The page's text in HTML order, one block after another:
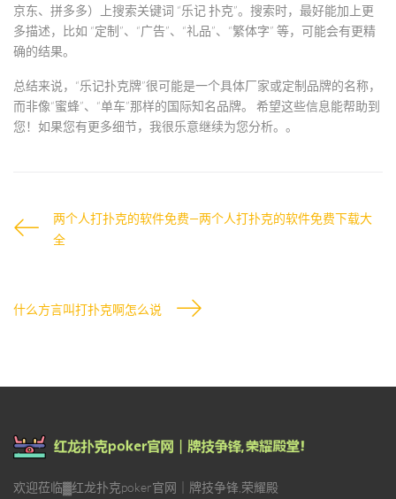
京东、拼多多）上搜索关键词 “乐记 扑克”。搜索时，最好能加上更
多描述，比如 “定制”、“广告”、“礼品”、“繁体字” 等，可能会有更精
确的结果。
总结来说，“乐记扑克牌”很可能是一个具体厂家或定制品牌的名称，
而非像“蜜蜂”、“单车”那样的国际知名品牌。
希望这些信息能帮助到
您！如果您有更多细节，我很乐意继续为您分析。。
两个人打扑克的软件免费—两个人打扑克的软件免费下载大
全
什么方言叫打扑克啊怎么说
欢迎莅临▓红龙扑克poker官网｜牌技争锋,荣耀殿